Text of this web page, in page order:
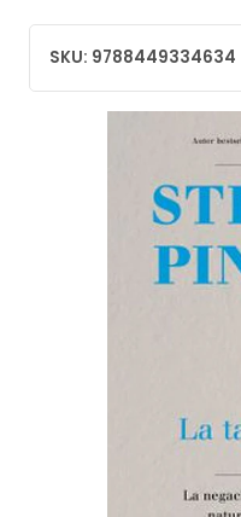
SKU: 9788449334634